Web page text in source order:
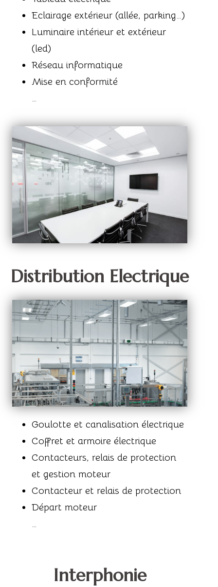
Eclairage extérieur (allée, parking…)
Luminaire intérieur et extérieur
(led)
Réseau informatique
Mise en conformité
…
Distribution Electrique
Goulotte et canalisation électrique
Coffret et armoire électrique
Contacteurs, relais de protection
et gestion moteur
Contacteur et relais de protection
Départ moteur
…
Interphonie